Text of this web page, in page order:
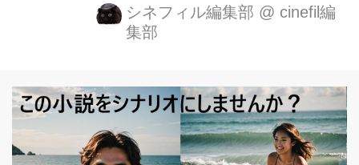
出演する著名人は、北野武さん、リリ
ー・フランキー、EXILE ATSUSHI、指
を超えて集結した豪華映像となってい
る。 よみがえったあの歌声「AI美空ひ
ばり」 新曲「あれから」は、NHKのド
シネフィル編集部 @ cinefil編
集部